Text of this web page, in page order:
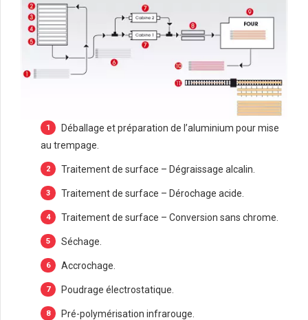
Déballage et préparation de l’aluminium pour mise
au trempage.
Traitement de surface – Dégraissage alcalin.
Traitement de surface – Dérochage acide.
Traitement de surface – Conversion sans chrome.
Séchage.
Accrochage.
Poudrage électrostatique.
Pré-polymérisation infrarouge.